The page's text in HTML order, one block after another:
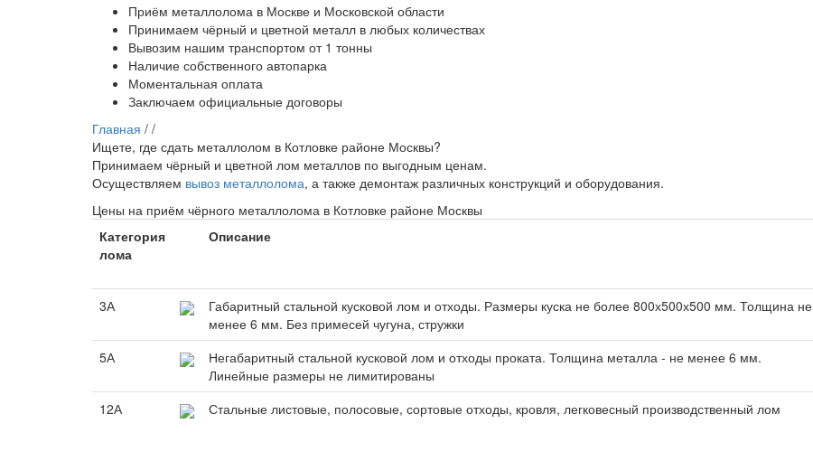
Приём металлолома в Москве и Московской области
Принимаем чёрный и цветной металл в любых количествах
Вывозим нашим транспортом от 1 тонны
Наличие собственного автопарка
Моментальная оплата
Заключаем официальные договоры
Главная / /
Ищете, где сдать металлолом в Котловке районе Москвы?
Принимаем чёрный и цветной лом металлов по выгодным ценам.
Осуществляем вывоз металлолома, а также демонтаж различных конструкций и оборудования.
Цены на приём чёрного металлолома в Котловке районе Москвы
Категория
лома
Описание
3А
Габаритный стальной кусковой лом и отходы. Размеры куска не более 800х500х500 мм. Толщина не
менее 6 мм. Без примесей чугуна, стружки
5А
Негабаритный стальной кусковой лом и отходы проката. Толщина металла - не менее 6 мм.
Линейные размеры не лимитированы
12А Стальные листовые, полосовые, сортовые отходы, кровля, легковесный производственный лом